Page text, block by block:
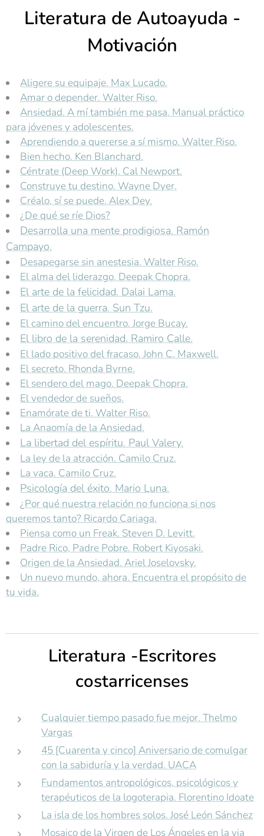
Literatura de Autoayuda -
Motivación
Aligere su equipaje. Max Lucado.
Amar o depender. Walter Riso.
Ansiedad. A mí también me pasa. Manual práctico
para jóvenes y adolescentes.
Aprendiendo a quererse a sí mismo. Walter Riso.
Bien hecho. Ken Blanchard.
Céntrate (Deep Work). Cal Newport.
Construye tu destino. Wayne Dyer.
Créalo, sí se puede. Alex Dey.
¿De qué se ríe Dios?
Desarrolla una mente prodigiosa. Ramón
Campayo.
Desapegarse sin anestesia. Walter Riso.
El alma del liderazgo. Deepak Chopra.
El arte de la felicidad. Dalai Lama.
El arte de la guerra. Sun Tzu.
El camino del encuentro. Jorge Bucay.
El libro de la serenidad. Ramiro Calle.
El lado positivo del fracaso. John C. Maxwell.
El secreto. Rhonda Byrne.
El sendero del mago. Deepak Chopra.
El vendedor de sueños.
Enamórate de ti. Walter Riso.
La Anaomía de la Ansiedad.
La libertad del espíritu. Paul Valery.
La ley de la atracción. Camilo Cruz.
La vaca. Camilo Cruz.
Psicología del éxito. Mario Luna.
¿Por qué nuestra relación no funciona si nos
queremos tanto? Ricardo Cariaga.
Piensa como un Freak. Steven D. Levitt.
Padre Rico, Padre Pobre. Robert Kiyosaki.
Origen de la Ansiedad. Ariel Joselovsky.
Un nuevo mundo, ahora. Encuentra el propósito de
tu vida.
Literatura -Escritores
costarricenses
Cualquier tiempo pasado fue mejor. Thelmo
Vargas
45 [Cuarenta y cinco] Aniversario de comulgar
con la sabiduría y la verdad. UACA
Fundamentos antropológicos, psicológicos y
terapéuticos de la logoterapia. Florentino Idoate
La isla de los hombres solos. José León Sánchez
Mosaico de la Virgen de Los Ángeles en la via